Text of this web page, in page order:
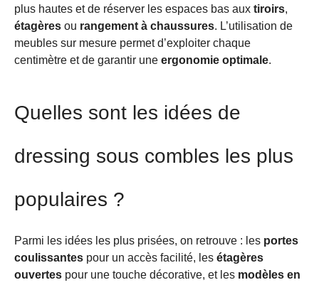
plus hautes et de réserver les espaces bas aux tiroirs,
étagères ou rangement à chaussures. L’utilisation de
meubles sur mesure permet d’exploiter chaque
centimètre et de garantir une ergonomie optimale.
Quelles sont les idées de
dressing sous combles les plus
populaires ?
Parmi les idées les plus prisées, on retrouve : les portes
coulissantes pour un accès facilité, les étagères
ouvertes pour une touche décorative, et les modèles en